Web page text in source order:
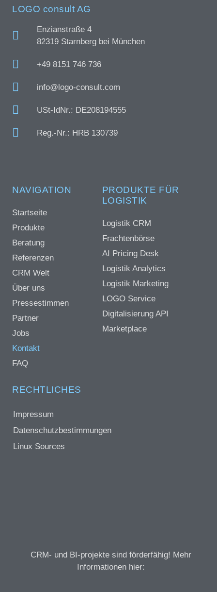
LOGO consult AG
Enzianstraße 4
82319 Starnberg bei München
+49 8151 746 736
info@logo-consult.com
USt-IdNr.: DE208194555
Reg.-Nr.: HRB 130739
NAVIGATION
Startseite
Produkte
Beratung
Referenzen
CRM Welt
Über uns
Pressestimmen
Partner
Jobs
Kontakt
FAQ
PRODUKTE FÜR
LOGISTIK
Logistik CRM
Frachtenbörse
AI Pricing Desk
Logistik Analytics
Logistik Marketing
LOGO Service
Digitalisierung API
Marketplace
RECHTLICHES
Impressum
Datenschutzbestimmungen
Linux Sources
CRM- und BI-projekte sind förderfähig! Mehr
Informationen hier: